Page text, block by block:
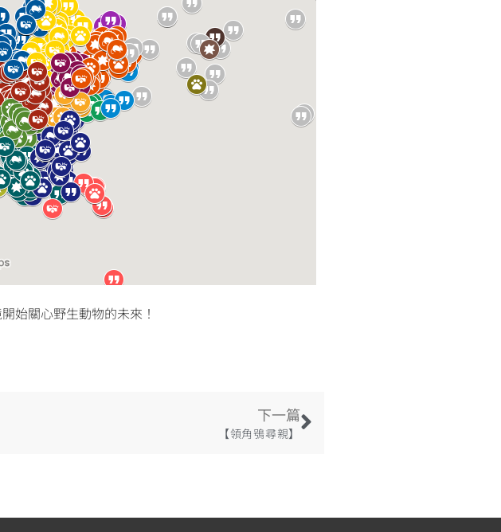
始關心野生動物的未來！
下一篇
【領角鴞尋親】